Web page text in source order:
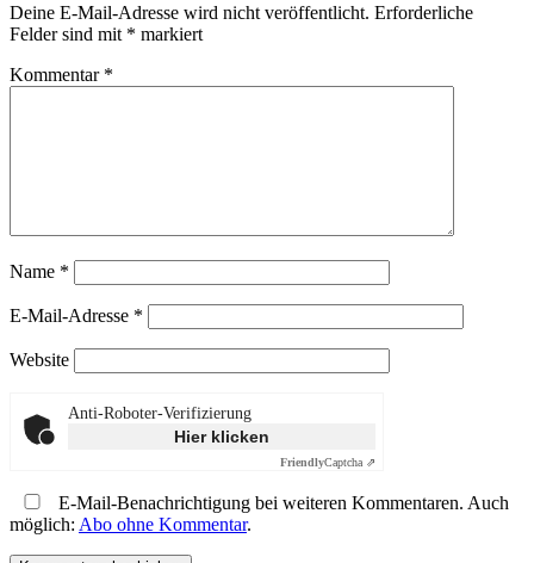
Deine E-Mail-Adresse wird nicht veröffentlicht. Erforderliche
Felder sind mit * markiert
Kommentar *
Name *
E-Mail-Adresse *
Website
Anti-Roboter-Verifizierung
Hier klicken
FriendlyCaptcha ⇗
E-Mail-Benachrichtigung bei weiteren Kommentaren. Auch
möglich: Abo ohne Kommentar.